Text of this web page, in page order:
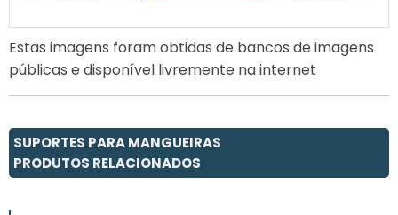
Estas imagens foram obtidas de bancos de imagens
públicas e disponível livremente na internet
SUPORTES PARA MANGUEIRAS
PRODUTOS RELACIONADOS